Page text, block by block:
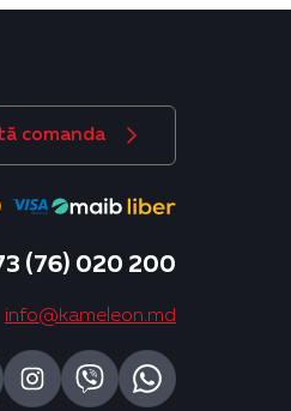
comanda
(76) 020 200
info@kameleon.md